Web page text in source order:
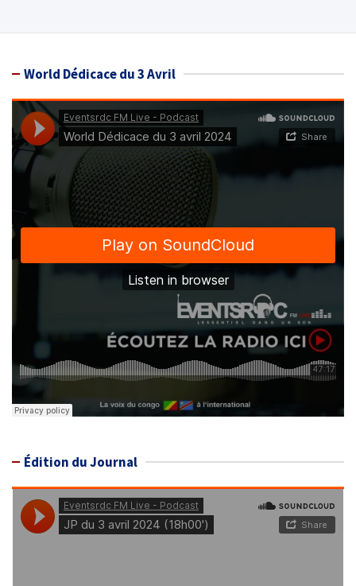
World Dédicace du 3 Avril
Édition du Journal